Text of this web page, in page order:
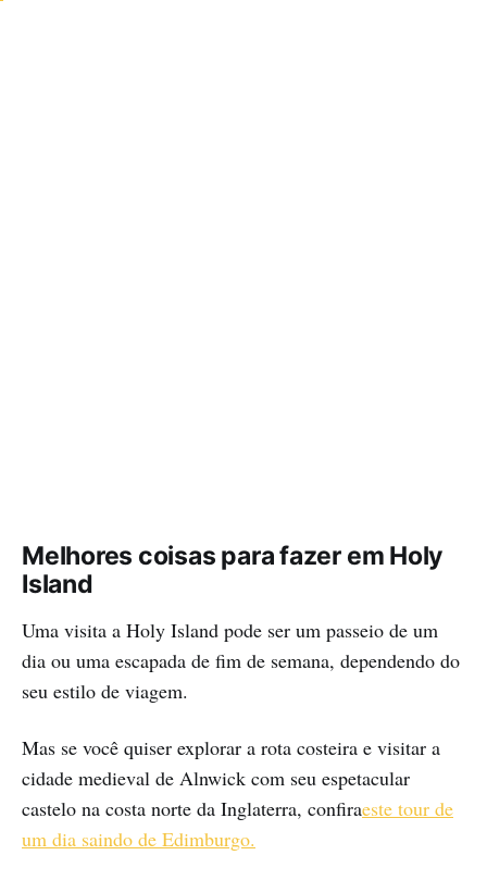
Melhores coisas para fazer em Holy
Island
Uma visita a Holy Island pode ser um passeio de um
dia ou uma escapada de fim de semana, dependendo do
seu estilo de viagem.
Mas se você quiser explorar a rota costeira e visitar a
cidade medieval de Alnwick com seu espetacular
castelo na costa norte da Inglaterra, confiraeste tour de
um dia saindo de Edimburgo.